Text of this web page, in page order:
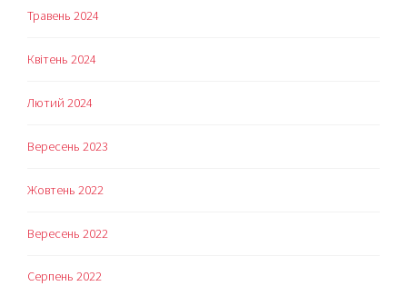
Травень 2024
Квітень 2024
Лютий 2024
Вересень 2023
Жовтень 2022
Вересень 2022
Серпень 2022